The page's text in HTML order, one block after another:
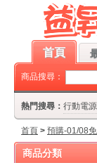
用途深型不鏽鋼茶葉
首頁
商品搜尋：
熱門搜尋： 行動電源
首頁 > 預購-01/08
商品分類